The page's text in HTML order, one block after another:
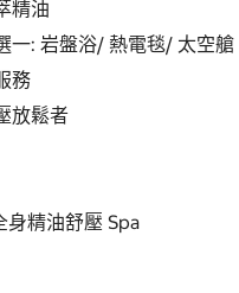
精油
一: 岩盤浴/ 熱電毯/ 太空
務
放鬆者
身精油舒壓 Spa